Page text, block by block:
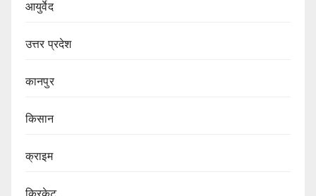
आयुर्वेद
उत्तर प्रदेश
कानपुर
किसान
क्राइम